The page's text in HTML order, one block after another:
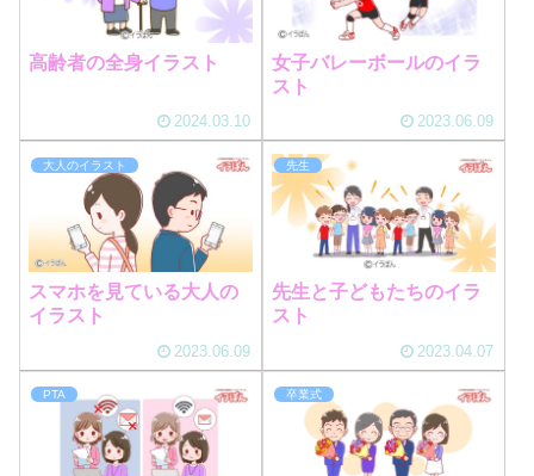
高齢者の全身イラスト
2024.03.10
女子バレーボールのイラ
スト
2023.06.09
大人のイラスト
スマホを見ている大人の
イラスト
2023.06.09
先生
先生と子どもたちのイラ
スト
2023.04.07
PTA 卒業式